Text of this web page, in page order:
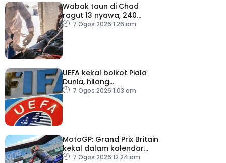
Wabak taun di Chad
ragut 13 nyawa, 240
dijangkiti
7 Ogos 2026 1:26 am
UEFA kekal boikot Piala
Dunia, hilang
kepercayaan kepada
7 Ogos 2026 1:03 am
MotoGP: Grand Prix Britain
kekal dalam kalendar
hingga 2028
7 Ogos 2026 12:24 am